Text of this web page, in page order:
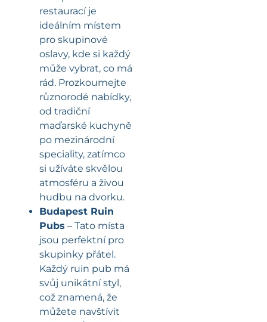
restaurací je
ideálním místem
pro skupinové
oslavy, kde si každý
může vybrat, co má
rád. Prozkoumejte
různorodé nabídky,
od tradiční
maďarské kuchyně
po mezinárodní
speciality, zatímco
si užíváte skvělou
atmosféru a živou
hudbu na dvorku.
Budapest Ruin
Pubs – Tato místa
jsou perfektní pro
skupinky přátel.
Každý ruin pub má
svůj unikátní styl,
což znamená, že
můžete navštívit